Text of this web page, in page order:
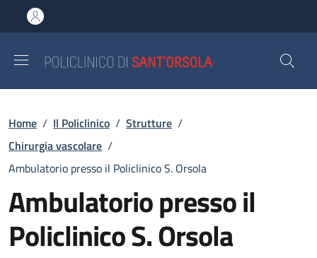
al contenuto principale
to footer content
Briciole di pane
Home / Il Policlinico / Strutture /
Chirurgia vascolare /
Ambulatorio presso il Policlinico S. Orsola
Ambulatorio presso il
Policlinico S. Orsola